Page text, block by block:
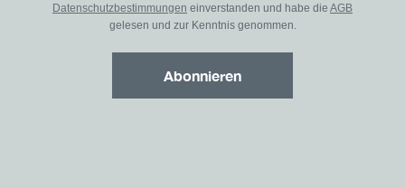
Datenschutzbestimmungen einverstanden und habe die AGB
gelesen und zur Kenntnis genommen.
Abonnieren